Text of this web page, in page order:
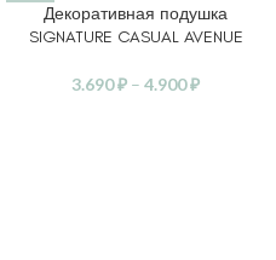
Декоративная подушка
SIGNATURE CASUAL AVENUE
3.690₽ – 4.900₽